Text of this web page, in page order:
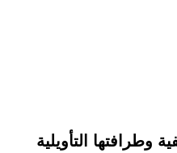
وطرافتها التأويلية